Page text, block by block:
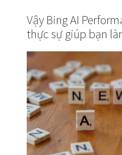
Vậy Bing AI
thực sự giúp bạn